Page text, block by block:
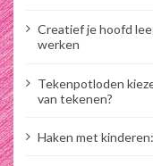
Creatief je hoofd
werken
Tekenpotloden
van tekenen?
Haken met